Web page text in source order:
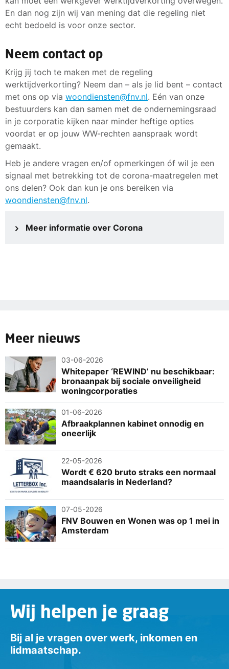
En dan nog zijn wij van mening dat die regeling niet
echt bedoeld is voor onze sector.
Neem contact op
Krijg jij toch te maken met de regeling
werktijdverkorting? Neem dan – als je lid bent – contact
met ons op via woondiensten@fnv.nl. Eén van onze
bestuurders kan dan samen met de ondernemingsraad
in je corporatie kijken naar minder heftige opties
voordat er op jouw WW-rechten aanspraak wordt
gemaakt.
Heb je andere vragen en/of opmerkingen óf wil je een
signaal met betrekking tot de corona-maatregelen met
ons delen? Ook dan kun je ons bereiken via
woondiensten@fnv.nl.
Meer informatie over Corona
Meer nieuws
03-06-2026
Whitepaper ‘REWIND’ nu beschikbaar:
bronaanpak bij sociale onveiligheid
woningcorporaties
01-06-2026
Afbraakplannen kabinet onnodig en
oneerlijk
22-05-2026
Wordt € 620 bruto straks een normaal
maandsalaris in Nederland?
07-05-2026
FNV Bouwen en Wonen was op 1 mei in
Amsterdam
Wij helpen je graag
Bij al je vragen over werk, inkomen en
lidmaatschap.